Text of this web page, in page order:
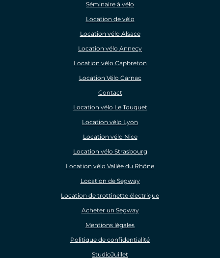
Séminaire à vélo
Location de vélo
Location vélo Alsace
Location vélo Annecy
Location vélo Capbreton
Location Vélo Carnac
Contact
Location vélo Le Touquet
Location vélo Lyon
Location vélo Nice
Location vélo Strasbourg
Location vélo Vallée du Rhône
Location de Segway
Location de trottinette électrique
Acheter un Segway
Mentions légales
Politique de confidentialité
StudioJuillet